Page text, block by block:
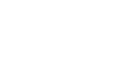
妮卡·巴巴罗